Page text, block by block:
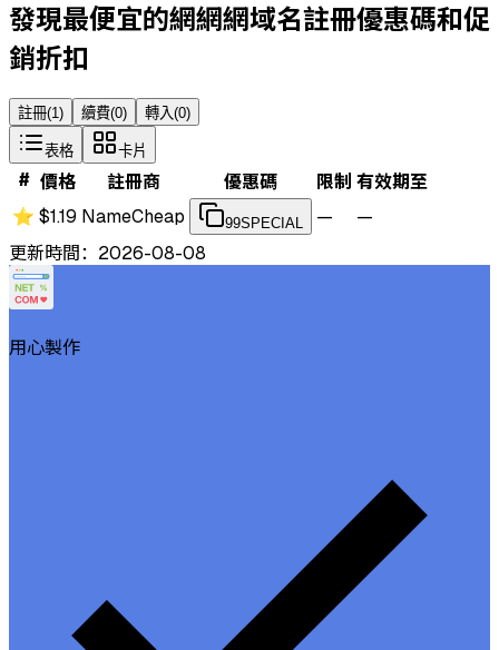
發現最便宜的網網網域名註冊優惠碼和促
銷折扣
註冊(1) 續費(0) 轉入(0)
表格 卡片
# 價格 註冊商 優惠碼 限制 有效期至
⭐ $1.19 NameCheap 99SPECIAL —
—
更新時間：2026-08-08
用心製作